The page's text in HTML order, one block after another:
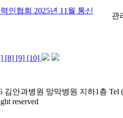
인협회 2025년 11월 통신
관
[8] [9] [10]
안과병원 망막병원 지하1층 Tel
reserved